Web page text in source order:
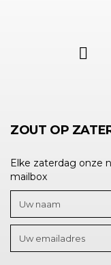
ZOUT OP
Elke zaterdag onze
mailbox